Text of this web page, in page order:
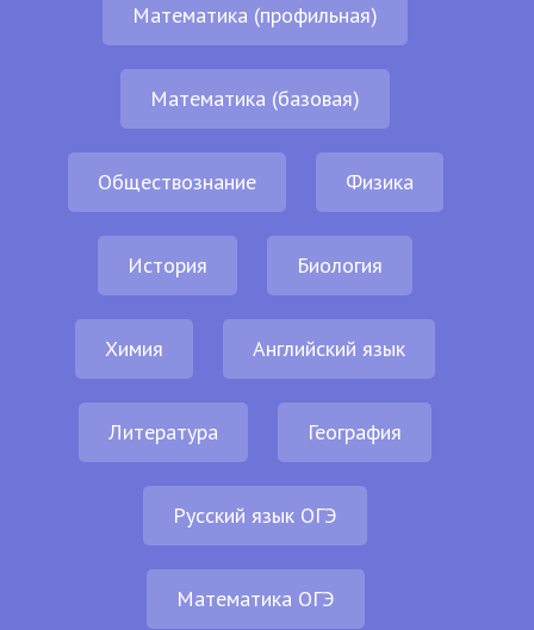
Математика (профильная)
Математика (базовая)
Обществознание Физика
История Биология
Химия Английский язык
Литература География
Русский язык ОГЭ
Математика ОГЭ